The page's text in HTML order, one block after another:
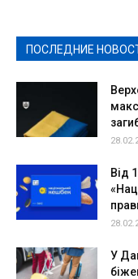
ПОСЛЕДНИЕ
Від
У